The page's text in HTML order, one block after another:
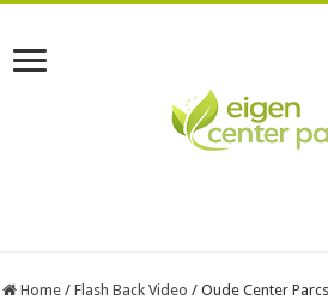
Home / Flash Back Video / Oude Center